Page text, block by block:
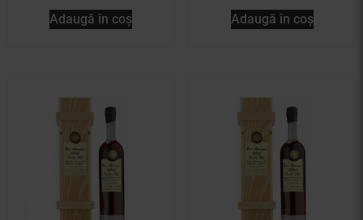
Adaugă în coș Adaugă în coș